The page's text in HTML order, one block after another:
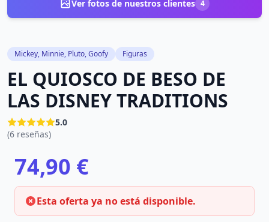
Ver fotos de nuestros clientes 4
Mickey, Minnie, Pluto, Goofy Figuras
EL QUIOSCO DE BESO DE
LAS DISNEY TRADITIONS
5.0
(6 reseñas)
74,90 €
Esta oferta ya no está disponible.